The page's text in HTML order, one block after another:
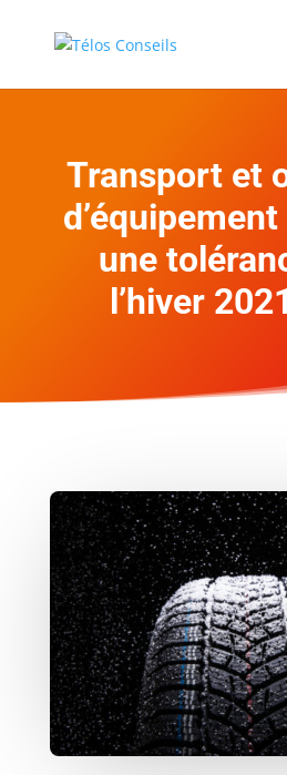
Transport et
une
l’hiver